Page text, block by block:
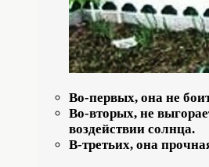
Во-первых, она не
Во-вторых, не
воздействии солнца.
В-третьих, она